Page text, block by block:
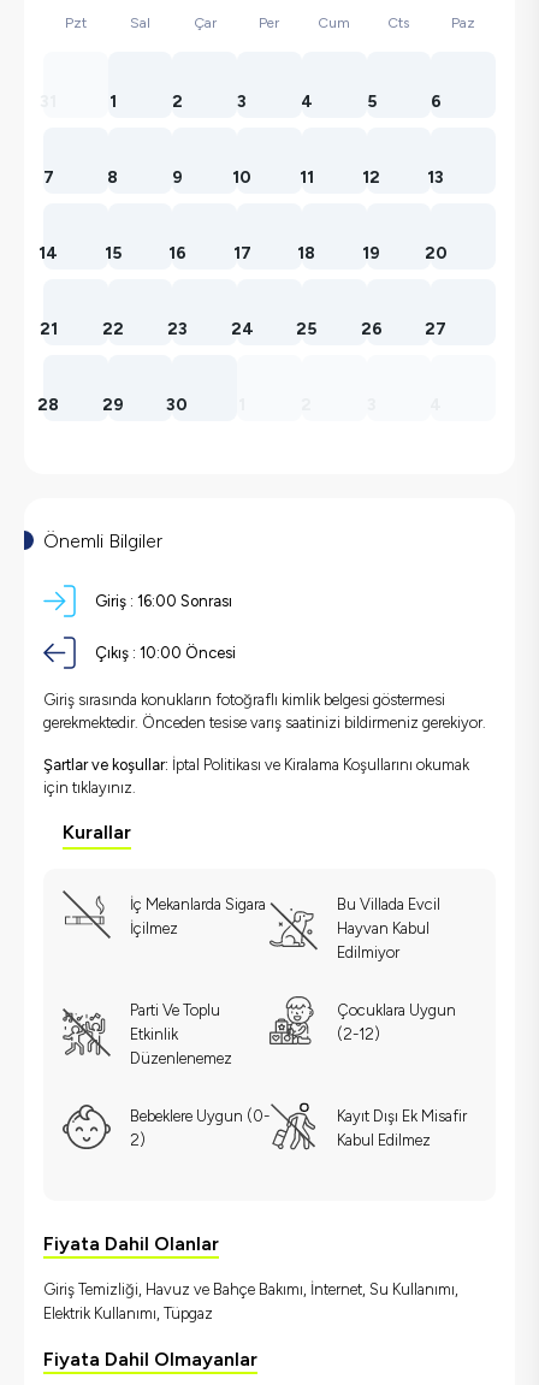
Pzt Sal Çar Per Cum Cts Paz
1 2 3 4 5 6
7 8 9 10 11 12 13
14 15 16 17 18 19 20
21 22 23 24 25 26 27
28 29 30
Önemli Bilgiler
Giriş : 16:00 Sonrası
Çıkış : 10:00 Öncesi
Giriş sırasında konukların fotoğraflı kimlik belgesi göstermesi
gerekmektedir. Önceden tesise varış saatinizi bildirmeniz gerekiyor.
Şartlar ve koşullar: İptal Politikası ve Kiralama Koşullarını okumak
için tıklayınız.
Kurallar
İç Mekanlarda Sigara
İçilmez
Bu Villada Evcil
Hayvan Kabul
Edilmiyor
Parti Ve Toplu
Etkinlik
Düzenlenemez
Çocuklara Uygun
(2-12)
Bebeklere Uygun (0-
2)
Kayıt Dışı Ek Misafir
Kabul Edilmez
Fiyata Dahil Olanlar
Giriş Temizliği, Havuz ve Bahçe Bakımı, İnternet, Su Kullanımı,
Elektrik Kullanımı, Tüpgaz
Fiyata Dahil Olmayanlar